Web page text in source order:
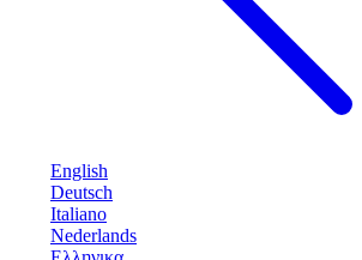
English
Deutsch
Italiano
Nederlands